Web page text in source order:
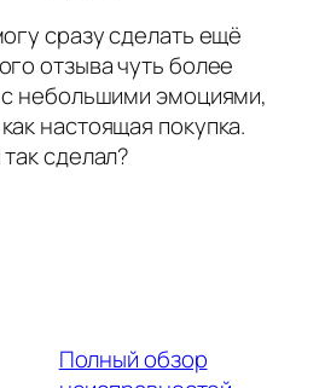
сразу сделать ещё
отзыва чуть более
небольшими эмоциями,
настоящая покупка.
сделал?
Полный обзор